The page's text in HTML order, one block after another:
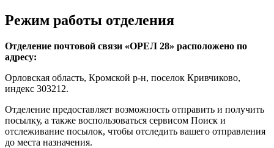
Режим работы отделения
Отделение почтовой связи «ОРЕЛ 28» расположено по
адресу:
Орловская область, Кромской р-н, поселок Кривчиково,
индекс 303212.
Отделение предоставляет возможность отправить и получить
посылку, а также воспользоваться сервисом Поиск и
отслеживание посылок, чтобы отследить вашего отправления
до места назначения.